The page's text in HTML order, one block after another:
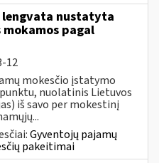
lengvata nustatyta
pagal
12
mokesčio įstatymo
nuolatinis Lietuvos
iš savo per mokestinį
Gyventojų pajamų
pakeitimai